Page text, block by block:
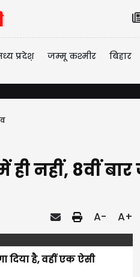
प्रदेश़ जम्मू कश्मीर बिहार
नहीं, 8वीं बार
A- A+
दिया है, वहीं एक ऐसी